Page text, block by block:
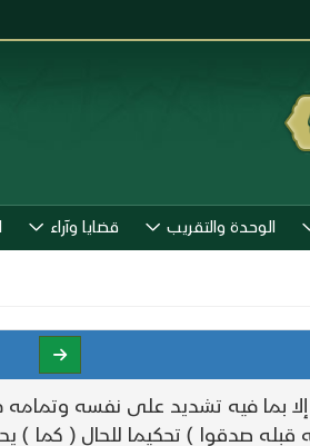
الوحدة والتقريب قضايا وآراء
بما فيه تشديد على نفسه وتمامه
صدقوا ) تحكيما للحال ( كما )